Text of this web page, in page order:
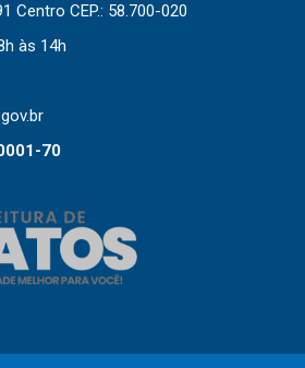
Centro CEP.: 58.700-020
às 14h
70